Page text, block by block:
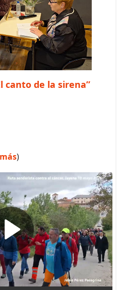
canto de la sirena”
más)